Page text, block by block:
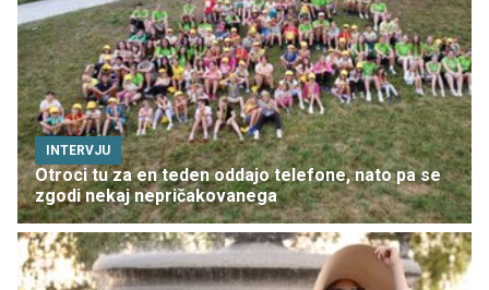
INTERVJU
Otroci tu za en teden oddajo telefone, nato pa se
zgodi nekaj nepričakovanega